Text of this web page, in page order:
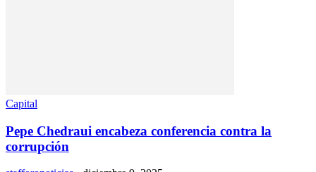
Capital
Pepe Chedraui encabeza conferencia contra la
corrupción